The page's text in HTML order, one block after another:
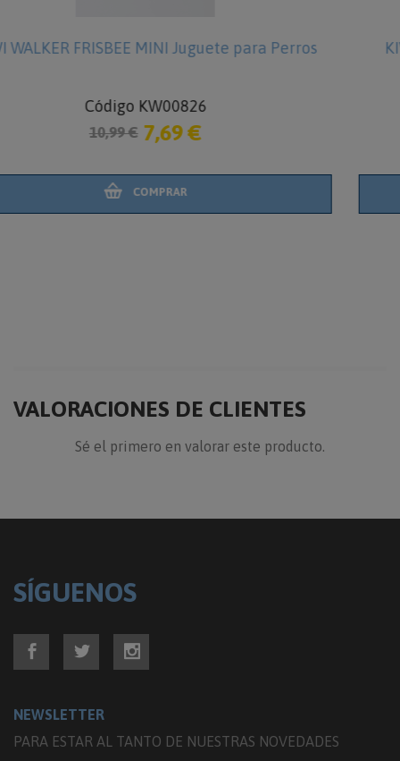
KIWI WALKER RING MINI Juguete para
VALORACIONES DE CLIENTES
Sé el primero en valorar este producto.
SÍGUENOS
NEWSLETTER
PARA ESTAR AL TANTO DE NUESTRAS NOVEDADES